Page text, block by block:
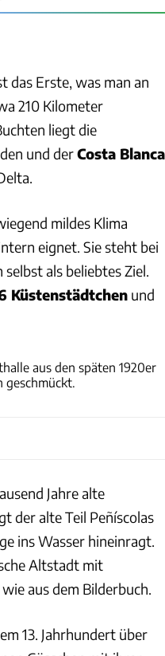
Erste, was man an
210 Kilometer
liegt die
und derCosta Blanca
mildes Klima
eignet. Sie steht bei
als beliebtes Ziel.
Küstenstädtchen und
aus den späten 1920er
Jahre alte
der alte Teil Peñíscolas
ins Wasser hineinragt.
Altstadt mit
aus dem Bilderbuch.
13. Jahrhundert über